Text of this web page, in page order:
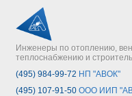
Инженеры по отоплению,
теплоснабжению и
(495) 984-99-72 НП "АВОК"
(495) 107-91-50 ООО ИИП